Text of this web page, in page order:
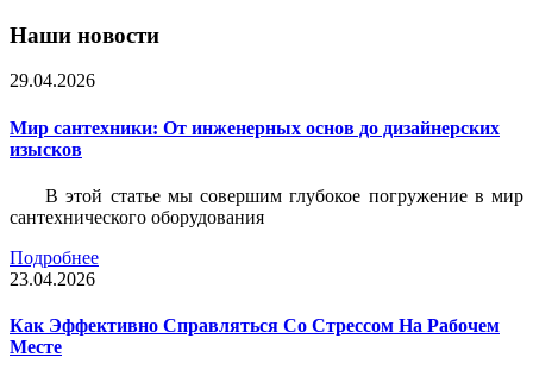
Наши новости
29.04.2026
Мир сантехники: От инженерных основ до дизайнерских
изысков
В этой статье мы совершим глубокое погружение в мир
сантехнического оборудования
Подробнее
23.04.2026
Как Эффективно Справляться Со Стрессом На Рабочем
Месте